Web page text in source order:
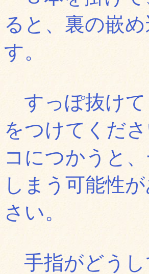
ると、裏の嵌
す。
すっぽ抜けて
をつけてくだ
コにつかうと
しまう可能性
さい。
手指がどうし